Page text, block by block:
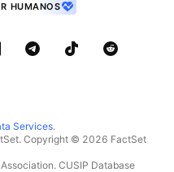
HUMANOS
Services.
Copyright © 2026 FactSet
CUSIP Database